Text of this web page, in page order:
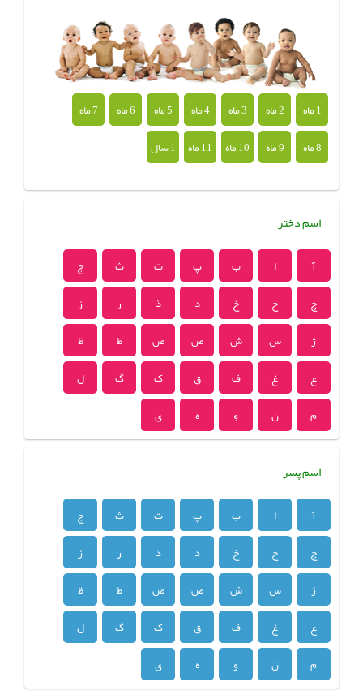
1 ماه 2 ماه 3 ماه 4 ماه 5 ماه 6 ماه
7 ماه
8 ماه
9 ماه 10 ماه 11 ماه 1 سال
اسم دختر
آ ا ب پ ت ث
ج
چ
ح خ د ذ ر
ز
ژ
س ش ص ض ط
ظ
ع
غ ف ق ک گ
ل
م
ن و ه ی
اسم پسر
آ ا ب پ ت ث
ج
چ
ح خ د ذ ر
ز
ژ
س ش ص ض ط
ظ
ع
غ ف ق ک گ
ل
م
ن و ه ی